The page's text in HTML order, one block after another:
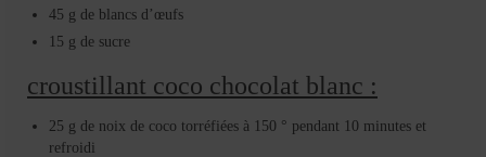
45 g de blancs d’œufs
15 g de sucre
croustillant coco chocolat blanc :
25 g de noix de coco torréfiées à 150 ° pendant 10 minutes et
refroidi